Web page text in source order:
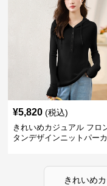
¥5,820 (税込)
きれいめカジュアル フロ
タンデザインニットパー
きれいめ